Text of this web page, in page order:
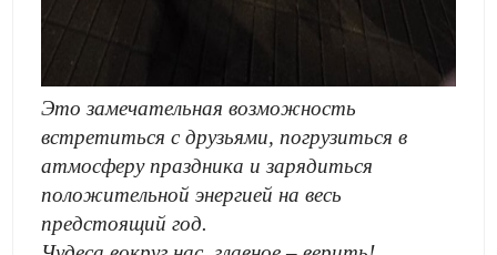
Это замечательная возможность
встретиться с друзьями, погрузиться в
атмосферу праздника и зарядиться
положительной энергией на весь
предстоящий год.